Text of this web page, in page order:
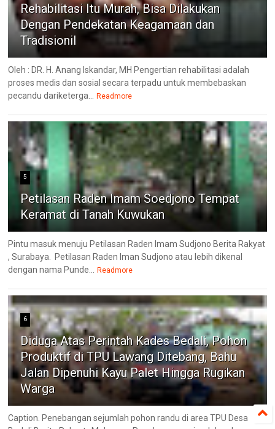
Rehabilitasi Itu Murah, Bisa Dilakukan
Dengan Pendekatan Keagamaan dan
Tradisionil
Oleh : DR. H. Anang Iskandar, MH Pengertian rehabilitasi adalah
proses medis dan sosial secara terpadu untuk membebaskan
pecandu dariketerga...
Readmore
5
Petilasan Raden Imam Soedjono Tempat
Keramat di Tanah Kuwukan
Pintu masuk menuju Petilasan Raden Imam Sudjono Berita Rakyat
, Surabaya. Petilasan Raden Iman Sudjono atau lebih dikenal
dengan nama Punde...
Readmore
6
Diduga Atas Perintah Kades Bedali, Pohon
Produktif di TPU Lawang Ditebang, Bahu
Jalan Dipenuhi Kayu Palet Hingga Rugikan
Warga
Caption. Penebangan sejumlah pohon randu di area TPU Desa